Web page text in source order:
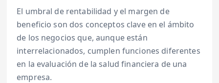
El umbral de rentabilidad y el margen de
beneficio son dos conceptos clave en el ámbito
de los negocios que, aunque están
interrelacionados, cumplen funciones diferentes
en la evaluación de la salud financiera de una
empresa.